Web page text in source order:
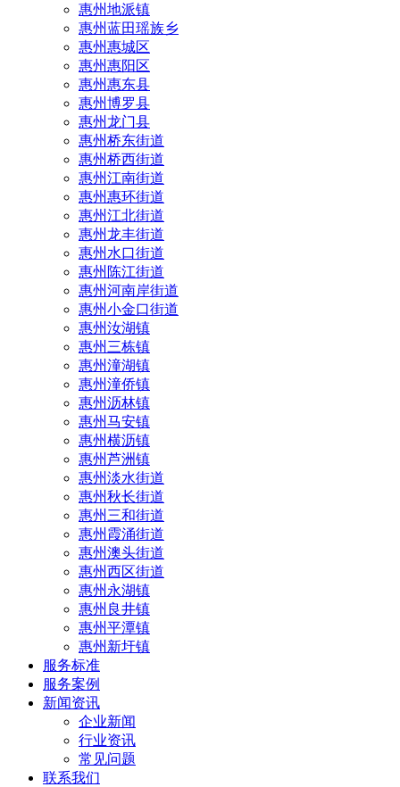
惠州地派镇
惠州蓝田瑶族乡
惠州惠城区
惠州惠阳区
惠州惠东县
惠州‌博罗县
惠州‌龙门县
惠州桥东街道
惠州桥西街道
惠州江南街道
惠州惠环街道
惠州江北街道
惠州龙丰街道
惠州水口街道
惠州陈江街道
惠州河南岸街道
惠州小金口街道
惠州汝湖镇
惠州三栋镇
惠州潼湖镇
惠州潼侨镇
惠州沥林镇
惠州马安镇
惠州横沥镇
惠州芦洲镇
惠州淡水街道
惠州秋长街道
惠州三和街道
惠州霞涌街道
惠州澳头街道
惠州西区街道
惠州永湖镇
惠州良井镇
惠州平潭镇
惠州新圩镇
服务标准
服务案例
新闻资讯
企业新闻
行业资讯
常见问题
联系我们